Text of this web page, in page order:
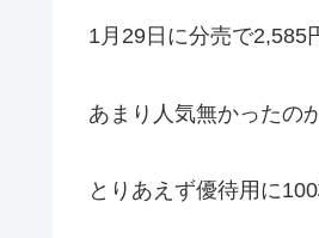
1月29日に分売で2,585
あまり人気無かったの
とりあえず優待用に